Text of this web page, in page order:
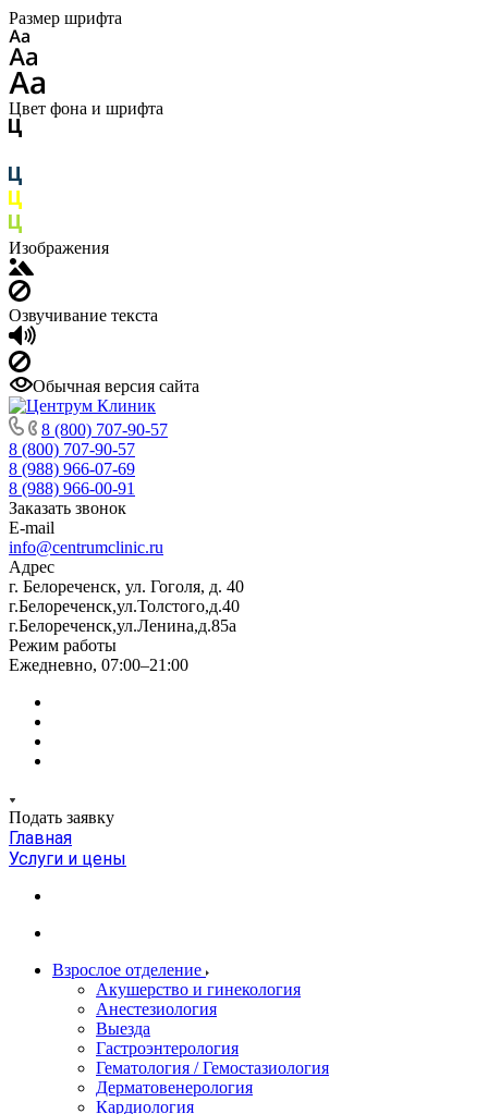
Размер шрифта
Цвет фона и шрифта
Изображения
Озвучивание текста
Обычная версия сайта
8 (800) 707-90-57
8 (800) 707-90-57
8 (988) 966-07-69
8 (988) 966-00-91
Заказать звонок
E-mail
info@centrumclinic.ru
Адрес
г. Белореченск, ул. Гоголя, д. 40
г.Белореченск,ул.Толстого,д.40
г.Белореченск,ул.Ленина,д.85а
Режим работы
Ежедневно, 07:00–21:00
Подать заявку
Главная
Услуги и цены
Взрослое отделение
Акушерство и гинекология
Анестезиология
Выезда
Гастроэнтерология
Гематология / Гемостазиология
Дерматовенерология
Кардиология